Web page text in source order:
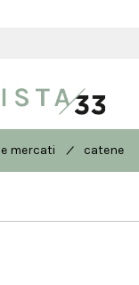
mercati / catene